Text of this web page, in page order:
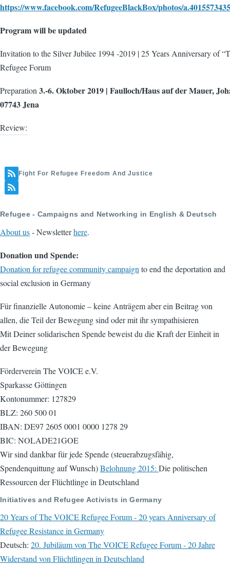
https://www.facebook.com/RefugeeBlackBox/photos/
Program will be updated
Invitation to the Silver Jubilee 1994 -2019 | 25 Years Anniversary of
Refugee Forum
Preparation 3.-6. Oktober 2019 | Faulloch/Haus auf der Mauer,
07743 Jena
Review:
Fight For Refugee Freedom And Justice
Refugee - Campaigns and Networking in English & Deutsch
About us- Newsletterhere.
Donation und Spende:
Donation for refugee community campaign to end the deportation and
social exclusion in Germany
Für finanzielle Autonomie – keine Anträgem aber ein Beitrag von
allen, die Teil der Bewegung sind oder mit ihr sympathisieren
Mit Deiner solidarischen Spende beweist du die Kraft der Einheit in
der Bewegung
Förderverein The VOICE e.V.
Sparkasse Göttingen
Kontonummer: 127829
BLZ: 260 500 01
IBAN: DE97 2605 0001 0000 1278 29
BIC: NOLADE21GOE
Wir sind dankbar für jede Spende (steuerabzugsfähig,
Spendenquittung auf Wunsch)Belohnung 2015: Die politischen
Ressourcen der Flüchtlinge in Deutschland
Initiatives and Refugee Activists in Germany
20 Years of The VOICE Refugee Forum - 20 years Anniversary of
Refugee Resistance in Germany
Deutsch: 20. Jubiläum von The VOICE Refugee Forum - 20 Jahre
Widerstand von Flüchtlingen in Deutschland